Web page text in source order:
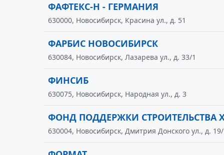
ФАФТЕКС-Н - ГЕРМАНИЯ
630000, Новосибирск, Красина ул., д. 51
ФАРБИС НОВОСИБИРСК
630084, Новосибирск, Лазарева ул., д. 33/1
ФИНСИБ
630075, Новосибирск, Народная ул., д. 3
ФОНД ПОДДЕРЖКИ СТРОИТЕЛЬСТВА
630004, Новосибирск, Дмитрия Донского ул., д. 19/